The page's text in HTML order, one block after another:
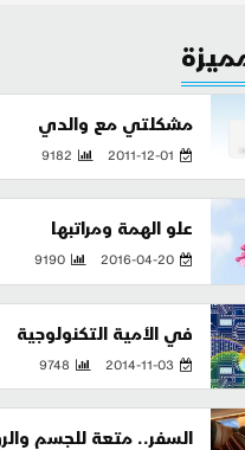
مشكلتي مع والدي
2011-12-01
9182
علو الهمة ومراتبها
2016-04-20
9190
في الأمية التكنولوجية
2014-11-03
9748
السفر.. متعة للجسم